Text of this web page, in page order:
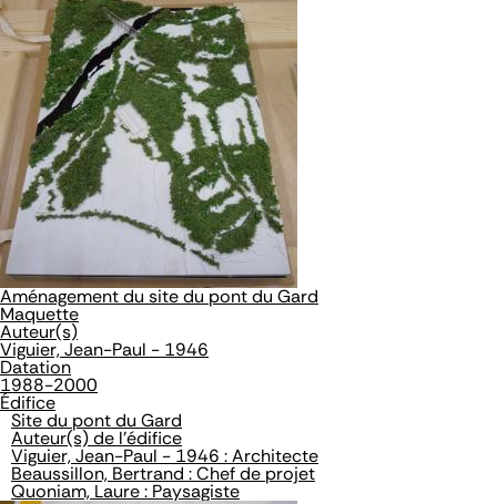
Aménagement du site du pont du Gard
Maquette
Auteur(s)
Viguier, Jean-Paul - 1946
Datation
1988-2000
Édifice
Site du pont du Gard
Auteur(s) de l'édifice
Viguier, Jean-Paul - 1946 : Architecte
Beaussillon, Bertrand : Chef de projet
Quoniam, Laure : Paysagiste